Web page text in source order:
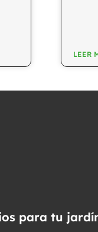
LEER
para tu